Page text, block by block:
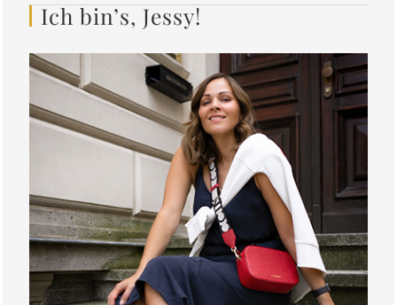
Ich bin’s, Jessy!